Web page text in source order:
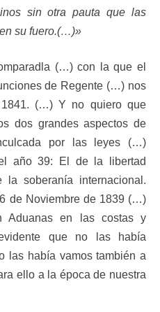
sin otra pauta que las
su fuero.(…)»
(…) con la que el
de Regente (…) nos
(…) Y no quiero que
dos grandes aspectos de
por las leyes (…)
año 39: El de la libertad
soberanía internacional.
de Noviembre de 1839 (…)
Aduanas en las costas y
que no las había
las había vamos también a
ello a la época de nuestra